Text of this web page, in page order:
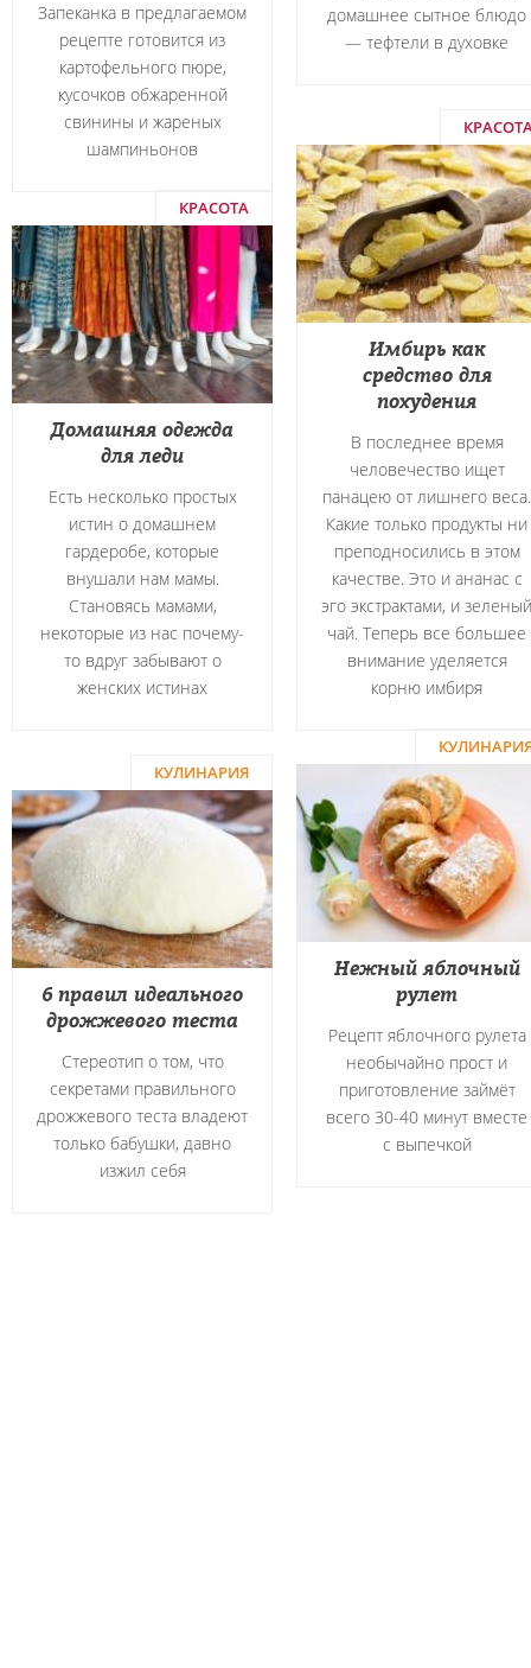
Запеканка в предлагаемом
рецепте готовится из
картофельного пюре,
кусочков обжаренной
свинины и жареных
шампиньонов
домашнее сытное блюдо
― тефтели в духовке
Имбирь как
средство для
похудения
В последнее время
человечество ищет
панацею от лишнего веса.
Какие только продукты ни
преподносились в этом
качестве. Это и ананас с
эго экстрактами, и зеленый
чай. Теперь все большее
внимание уделяется
корню имбиря
КРАСОТА
Домашняя одежда
для леди
Есть несколько простых
истин о домашнем
гардеробе, которые
внушали нам мамы.
Становясь мамами,
некоторые из нас почему-
то вдруг забывают о
женских истинах
Нежный яблочный
рулет
Рецепт яблочного рулета
необычайно прост и
приготовление займёт
всего 30-40 минут вместе
с выпечкой
КУЛИНАРИЯ
6 правил идеального
дрожжевого теста
Стереотип о том, что
секретами правильного
дрожжевого теста владеют
только бабушки, давно
изжил себя